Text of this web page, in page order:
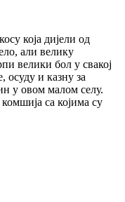
која дијели од
али велику
велики бол у свакој
осуду и казну за
у овом малом селу.
са којима су